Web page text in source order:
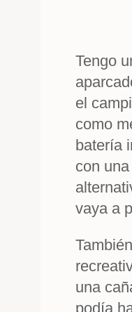
Tengo
el
como
batería
con
vaya a
una
podía